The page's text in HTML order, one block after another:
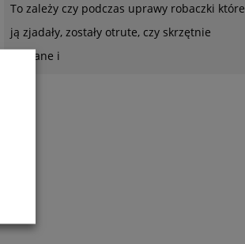
To zależy czy podczas uprawy robaczki które
ją zjadały, zostały otrute, czy skrzętnie
zebrane i